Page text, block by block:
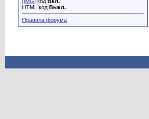
HTML код Выкл.
Правила форума